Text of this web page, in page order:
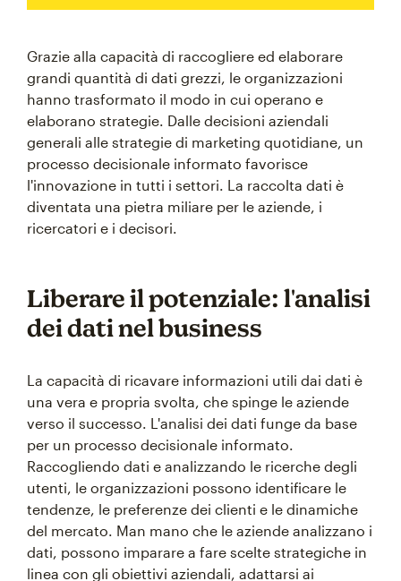
Grazie alla capacità di raccogliere ed elaborare
grandi quantità di dati grezzi, le organizzazioni
hanno trasformato il modo in cui operano e
elaborano strategie. Dalle decisioni aziendali
generali alle strategie di marketing quotidiane, un
processo decisionale informato favorisce
l'innovazione in tutti i settori. La raccolta dati è
diventata una pietra miliare per le aziende, i
ricercatori e i decisori.
Liberare il potenziale: l'analisi
dei dati nel business
La capacità di ricavare informazioni utili dai dati è
una vera e propria svolta, che spinge le aziende
verso il successo. L'analisi dei dati funge da base
per un processo decisionale informato.
Raccogliendo dati e analizzando le ricerche degli
utenti, le organizzazioni possono identificare le
tendenze, le preferenze dei clienti e le dinamiche
del mercato. Man mano che le aziende analizzano i
dati, possono imparare a fare scelte strategiche in
linea con gli obiettivi aziendali, adattarsi ai